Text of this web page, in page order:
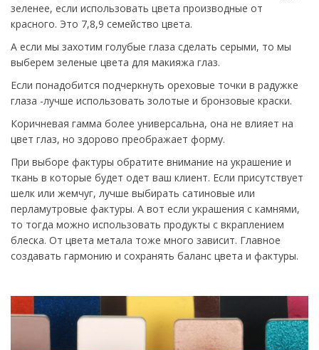
зеленее, если использовать цвета производные от
красного. Это 7,8,9 семейство цвета.
А если мы захотим голубые глаза сделать серыми, то мы
выберем зеленые цвета для макияжа глаз.
Если понадобится подчеркнуть ореховые точки в радужке
глаза -лучше использовать золотые и бронзовые краски.
Коричневая гамма более универсальна, она не влияет на
цвет глаз, но здорово преображает форму.
При выборе фактуры обратите внимание на украшение и
ткань в которые будет одет ваш клиент. Если присутствует
шелк или жемчуг, лучше выбирать сатиновые или
перламутровые фактуры. А вот если украшения с камнями,
то тогда можно использовать продукты с вкраплением
блеска. От цвета метала тоже много зависит. Главное
создавать гармонию и сохранять баланс цвета и фактуры.